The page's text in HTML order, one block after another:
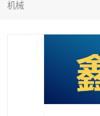
机械
一次性保鲜盒全自